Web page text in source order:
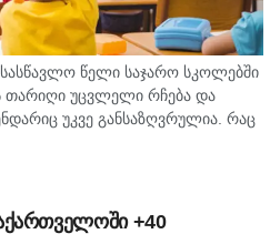
წელი საჯარო სკოლებში
თარიღი უცვლელი რჩება და
უკვე განსაზღვრულია. რაც
სააღმზრდელო პროცესი
თბილისის...
+40